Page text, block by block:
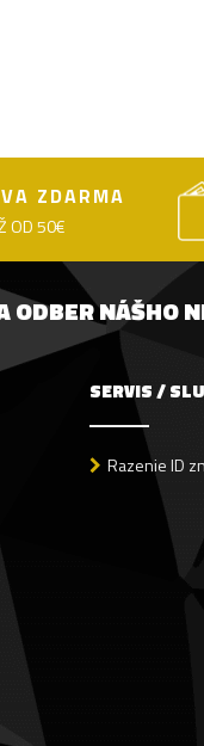
ZDARMA
OD 50€
ODBER NÁŠHO
SERVIS /
Razenie ID